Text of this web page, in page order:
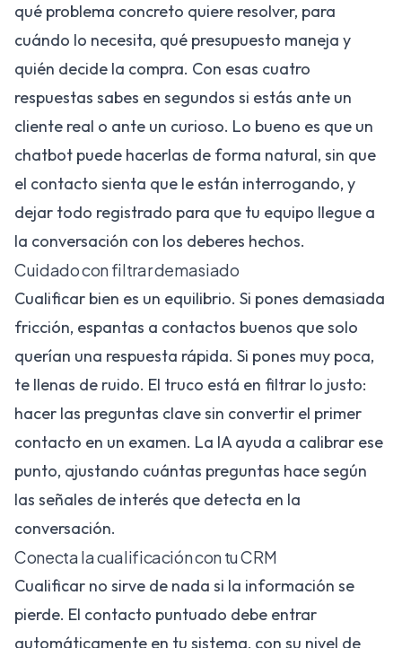
qué problema concreto quiere resolver, para
cuándo lo necesita, qué presupuesto maneja y
quién decide la compra. Con esas cuatro
respuestas sabes en segundos si estás ante un
cliente real o ante un curioso. Lo bueno es que un
chatbot puede hacerlas de forma natural, sin que
el contacto sienta que le están interrogando, y
dejar todo registrado para que tu equipo llegue a
la conversación con los deberes hechos.
Cuidado con filtrar demasiado
Cualificar bien es un equilibrio. Si pones demasiada
fricción, espantas a contactos buenos que solo
querían una respuesta rápida. Si pones muy poca,
te llenas de ruido. El truco está en filtrar lo justo:
hacer las preguntas clave sin convertir el primer
contacto en un examen. La IA ayuda a calibrar ese
punto, ajustando cuántas preguntas hace según
las señales de interés que detecta en la
conversación.
Conecta la cualificación con tu CRM
Cualificar no sirve de nada si la información se
pierde. El contacto puntuado debe entrar
automáticamente en tu sistema, con su nivel de